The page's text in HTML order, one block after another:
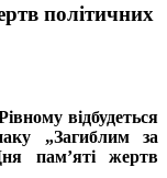
політичних
відбудеться
„Загиблим за
пам’яті жертв